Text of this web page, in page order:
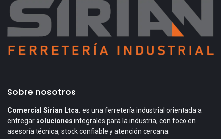
Sobre nosotros
Comercial Sirian Ltda. es una ferretería industrial orientada a
entregar soluciones integrales para la industria, con foco en
asesoría técnica, stock confiable y atención cercana.